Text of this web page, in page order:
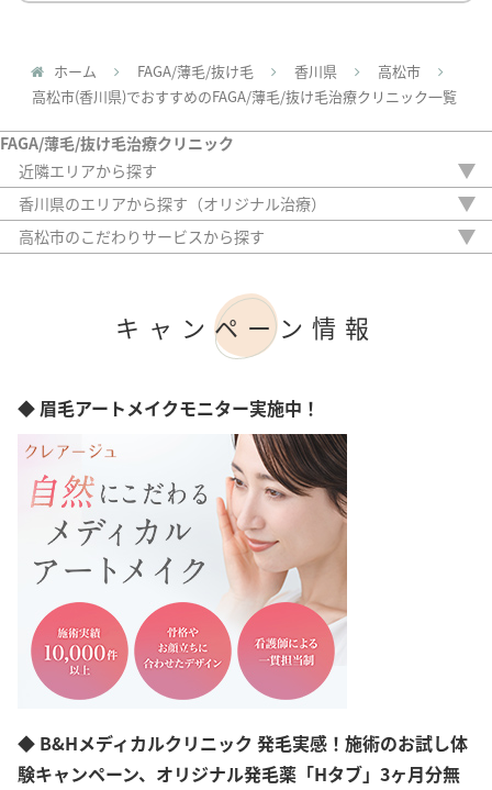
ホーム FAGA/薄毛/抜け毛 香川県
高松市
高松市(香川県)でおすすめのFAGA/薄毛/抜け毛治療クリニック一覧
FAGA/薄毛/抜け毛治療クリニック
近隣エリアから探す
島根県
岡山県
広島県
香川県のエリアから探す（オリジナル治療）
高松市
高松市のこだわりサービスから探す
オンライン診療
キャンペーン情報
◆ 眉毛アートメイクモニター実施中！
◆ B&Hメディカルクリニック 発毛実感！施術のお試し体
験キャンペーン、オリジナル発毛薬「Hタブ」3ヶ月分無